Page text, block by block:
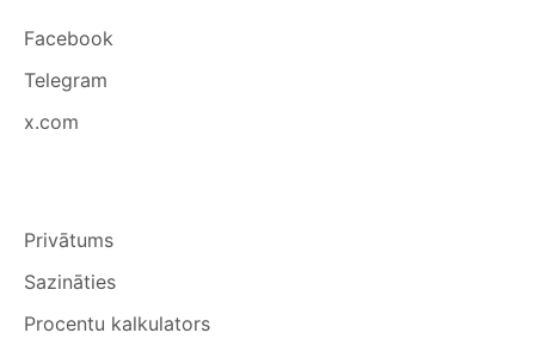
Facebook
Telegram
x.com
Privātums
Sazināties
Procentu kalkulators